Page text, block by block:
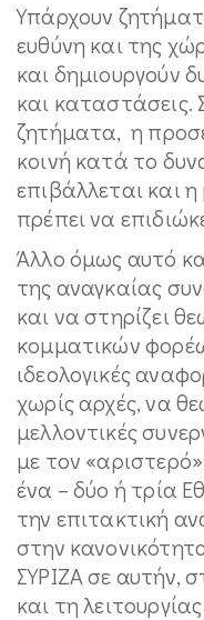
Υπάρχουν
ευθύνη και της
και δημιουργούν
και
ζητήματα, η
κοινή κατά το
επιβάλλεται και
πρέπει να
Άλλο όμως αυτό
της αναγκαίας
και να στηρίζει
κομματικών
ιδεολογικές
χωρίς αρχές, να
μελλοντικές
με τον
ένα – δύο ή τρία
την επιτακτική
στην
ΣΥΡΙΖΑ σε αυτήν,
και τη